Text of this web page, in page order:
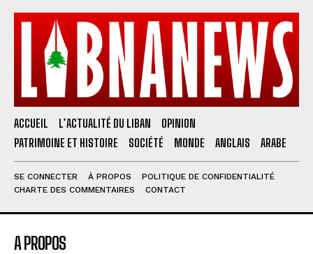
ACCUEIL L’ACTUALITÉ DU LIBAN
OPINION
PATRIMOINE ET HISTOIRE
SOCIÉTÉ MONDE ANGLAIS ARABE
SE CONNECTER À PROPOS
POLITIQUE DE CONFIDENTIALITÉ
CHARTE DES COMMENTAIRES
CONTACT
A PROPOS